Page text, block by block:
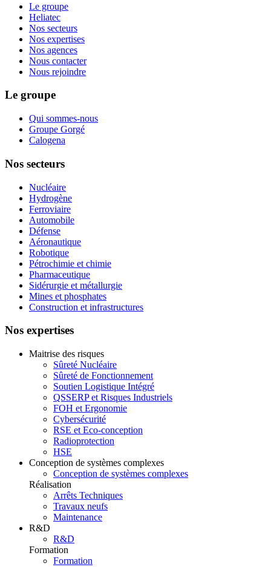
Le groupe
Heliatec
Nos secteurs
Nos expertises
Nos agences
Nous contacter
Nous rejoindre
Le groupe
Qui sommes-nous
Groupe Gorgé
Calogena
Nos secteurs
Nucléaire
Hydrogène
Ferroviaire
Automobile
Défense
Aéronautique
Robotique
Pétrochimie et chimie
Pharmaceutique
Sidérurgie et métallurgie
Mines et phosphates
Construction et infrastructures
Nos expertises
Maitrise des risques
Sûreté Nucléaire
Sûreté de Fonctionnement
Soutien Logistique Intégré
QSSERP et Risques Industriels
FOH et Ergonomie
Cybersécurité
RSE et Eco-conception
Radioprotection
HSE
Conception de systèmes complexes
Conception de systèmes complexes
Réalisation
Arrêts Techniques
Travaux neufs
Maintenance
R&D
R&D
Formation
Formation